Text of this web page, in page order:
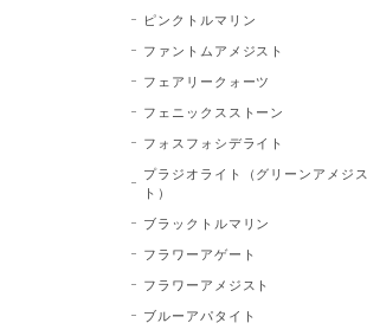
ピンクトルマリン
ファントムアメジスト
フェアリークォーツ
フェニックスストーン
フォスフォシデライト
プラジオライト（グリーンアメジス
ト）
ブラックトルマリン
フラワーアゲート
フラワーアメジスト
ブルーアパタイト